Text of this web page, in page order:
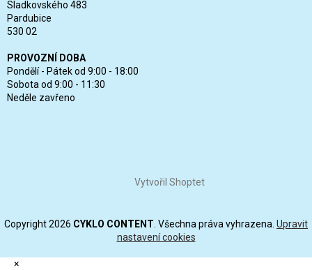
Sladkovského 483
Pardubice
530 02
PROVOZNÍ DOBA
Pondělí - Pátek od 9:00 - 18:00
Sobota od 9:00 - 11:30
Neděle zavřeno
Vytvořil Shoptet
Copyright 2026 CYKLO CONTENT . Všechna práva vyhrazena. Upravit
nastavení cookies
×